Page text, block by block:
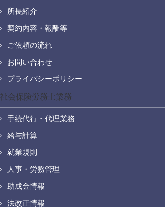
所長紹介
契約内容・報酬等
ご依頼の流れ
お問い合わせ
プライバシーポリシー
社会保険労務士業務
手続代行・代理業務
給与計算
就業規則
人事・労務管理
助成金情報
法改正情報